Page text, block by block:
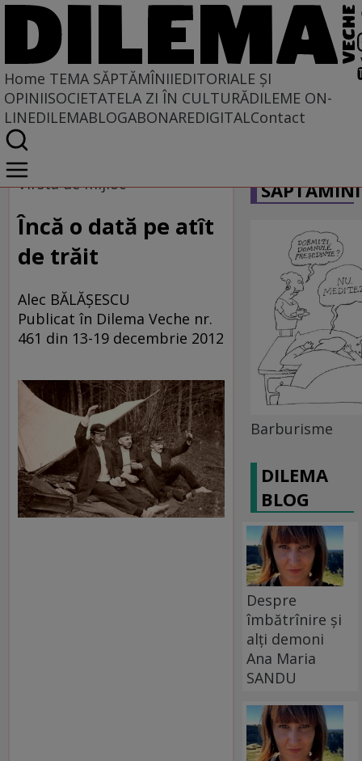
Home TEMA SĂPTĂMÎNIIEDITORIALE ȘI
OPINIISOCIETATELA ZI ÎN CULTURĂDILEME ON-
LINEDILEMABLOGABONAREDIGITALContact
Home
Tema săptămînii
Vîrsta de mijloc
Încă o dată pe atît
de trăit
Alec BĂLĂŞESCU
Publicat în Dilema Veche nr.
461 din 13-19 decembrie 2012
Barburisme
DILEMA
BLOG
Despre
îmbătrînire și
alți demoni
Ana Maria
SANDU